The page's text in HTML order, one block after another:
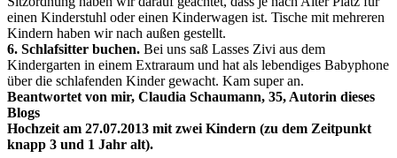
einen Kinderstuhl oder einen Kinderwagen ist. Tische mit mehreren
Kindern haben wir nach außen gestellt.
6. Schlafsitter buchen. Bei uns saß Lasses Zivi aus dem
Kindergarten in einem Extraraum und hat als lebendiges Babyphone
über die schlafenden Kinder gewacht. Kam super an.
Beantwortet von mir, Claudia Schaumann, 35, Autorin dieses
Blogs
Hochzeit am 27.07.2013 mit zwei Kindern (zu dem Zeitpunkt
knapp 3 und 1 Jahr alt).